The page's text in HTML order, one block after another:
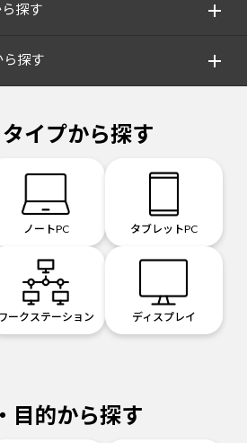
探す
ら探す
イプから探す
ノートPC タブレットPC
ークステーション ディスプレイ
目的から探す